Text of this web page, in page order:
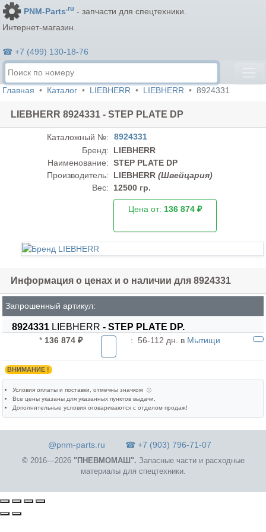
PNM-Parts.ru - запчасти для спецтехники.
Интернет-магазин.
☎ +7 (499) 130-18-76
Главная Каталог LIEBHERR LIEBHERR 8924331
LIEBHERR 8924331 - STEP PLATE DP
Каталожный №:
8924331
Бренд:
LIEBHERR
Наименование: STEP PLATE DP
Производитель:
LIEBHERR(Швейцария)
Вес:
12500 гр.
Цена от: 136 874 ₽
Информация о ценах и о наличии для 8924331
Запрошенный артикул:
8924331 LIEBHERR - STEP PLATE DP.
* 136 874 ₽ : 56-112 дн. в Мытищи
ВНИМАНИЕ !
Условия оплаты и поставки , отмечны значком ⓘ
Все цены указаны для указанных пунктов выдачи
Дополнительные условия оговариваются с отделом продаж!
@pnm-parts.ru ☎ +7 (903) 796-71-07
©2016—2026 "ПНЕВМОМАШ". Запасные части и расходные
материалы для спецтехники.